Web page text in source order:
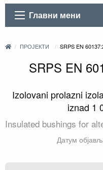
Главни мени
ПРОЈЕКТИ SRPS EN
SRPS EN
Izolovani prolazni
iznad 1
Insulated bushings for
Датум